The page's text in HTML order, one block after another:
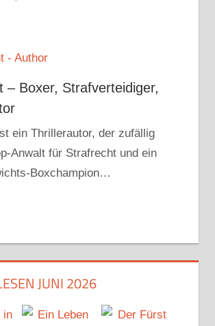
– Boxer, Strafverteidiger,
ein Thrillerautor, der zufällig
Anwalt für Strafrecht und ein
Boxchampion…
JUNI 2026